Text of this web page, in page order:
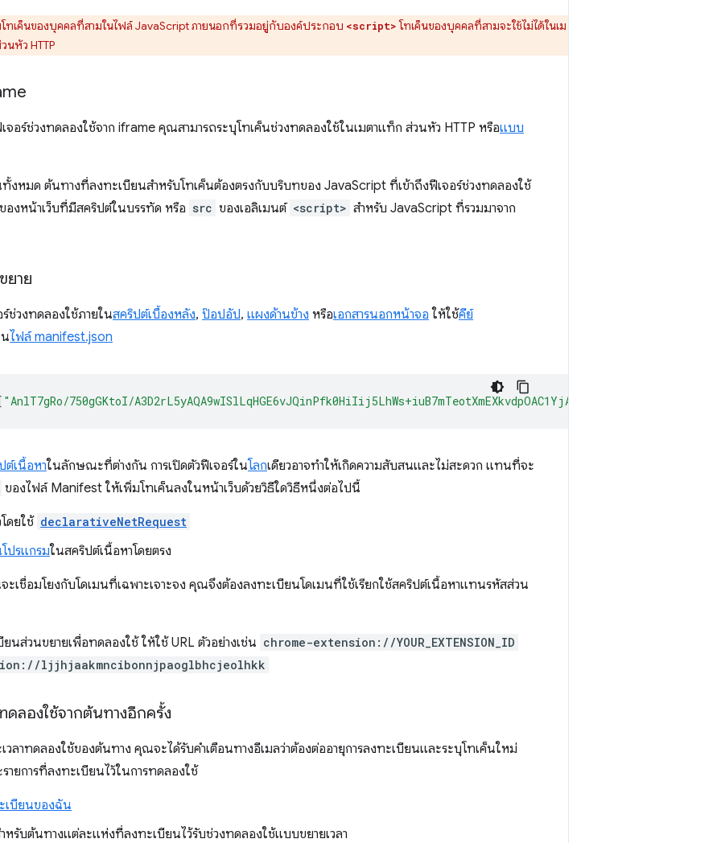
ทเค็นของบุคคลที่สามในไฟล์ JavaScript ภายนอกที่รวมอยู่กับองค์ประกอบ <script>โทเค็นของบุคคลที่สามจะใช้ไม่ได้ในเม
นหัว HTTP
เจอร์ช่วงทดลองใช้จาก iframe คุณสามารถระบุโทเค็นช่วงทดลองใช้ในเมตาแท็ก ส่วนหัว HTTP หรือแบบ
ทั้งหมด ต้นทางที่ลงทะเบียนสําหรับโทเค็นต้องตรงกับบริบทของ JavaScript ที่เข้าถึงฟีเจอร์ช่วงทดลองใช้
องหน้าเว็บที่มีสคริปต์ในบรรทัด หรือ src ของเอลิเมนต์ <script> สําหรับ JavaScript ที่รวมมาจาก
ยาย
ช่วงทดลองใช้ภายในสคริปต์เบื้องหลัง, ป๊อปอัป, แผงด้านข้าง หรือเอกสารนอกหน้าจอ ให้ใช้คีย์
ไฟล์ manifest.json
"AnlT7gRo/750gGKtoI/
ต์เนื้อหาในลักษณะที่ต่างกัน การเปิดตัวฟีเจอร์ในโลกเดียวอาจทำให้เกิดความสับสนและไม่สะดวก แทนที่จะ
ของไฟล์ Manifest ให้เพิ่มโทเค็นลงในหน้าเว็บด้วยวิธีใดวิธีหนึ่งต่อไปนี้
ดยใช้ declarativeNetRequest
ปรแกรมในสคริปต์เนื้อหาโดยตรง
จะเชื่อมโยงกับโดเมนที่เฉพาะเจาะจง คุณจึงต้องลงทะเบียนโดเมนที่ใช้เรียกใช้สคริปต์เนื้อหาแทนรหัสส่วน
ยนส่วนขยายเพื่อทดลองใช้ ให้ใช้ URL ตัวอย่างเช่น chrome-extension://YOUR_EXTENSION_ID
ljjhjaakmncibonnjpaoglbhcjeolhkk
ดลองใช้จากต้นทางอีกครั้ง
เวลาทดลองใช้ของต้นทาง คุณจะได้รับคำเตือนทางอีเมลว่าต้องต่ออายุการลงทะเบียนและระบุโทเค็นใหม่
ายการที่ลงทะเบียนไว้ในการทดลองใช้
เบียนของฉัน
หรับต้นทางแต่ละแห่งที่ลงทะเบียนไว้รับช่วงทดลองใช้แบบขยายเวลา